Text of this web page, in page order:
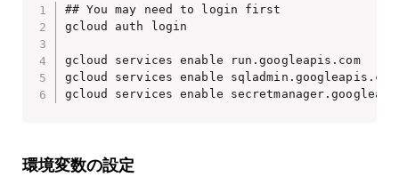
## You may need to login first
gcloud auth login
gcloud services enable run.googleapis.com
gcloud services enable sqladmin.googleapis.com
gcloud services enable
環境変数の設定